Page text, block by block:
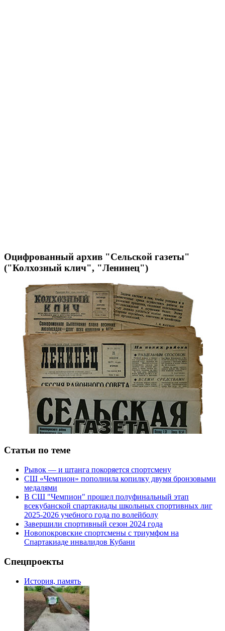
Оцифрованный архив "Сельской газеты"
("Колхозный клич", "Ленинец")
Статьи по теме
Рывок — и штанга покоряется спортсмену
СШ «Чемпион» пополнила копилку двумя бронзовыми
медалями
В СШ "Чемпион" прошел полуфинальный этап
всекубанской спартакиады школьных спортивных лиг
2025-2026 учебного года по волейболу
Завершили спортивный сезон 2024 года
Новопокровские спортсмены с триумфом на
Спартакиаде инвалидов Кубани
Спецпроекты
История, память